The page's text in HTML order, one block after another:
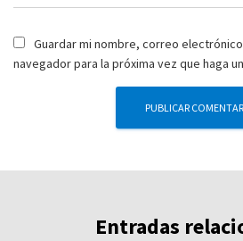
Guardar mi nombre, correo
navegador para la próxima vez que haga
Entradas